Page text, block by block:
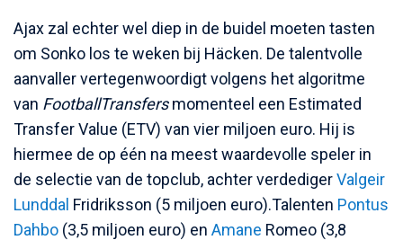
Ajax zal echter wel diep in de buidel moeten tasten
om Sonko los te weken bij Häcken. De talentvolle
aanvaller vertegenwoordigt volgens het algoritme
van FootballTransfersmomenteel een Estimated
Transfer Value (ETV) van vier miljoen euro. Hij is
hiermee de op één na meest waardevolle speler in
de selectie van de topclub, achter verdedigerValgeir
Lunddal Fridriksson (5 miljoen euro).Talenten Pontus
Dahbo (3,5 miljoen euro) en Amane Romeo (3,8